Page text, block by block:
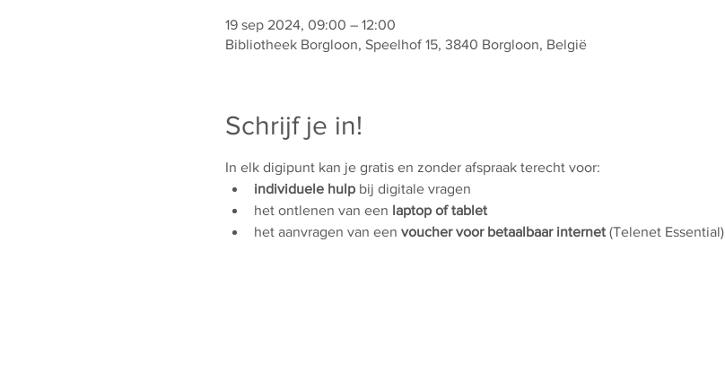
19 sep 2024, 09:00 – 12:00
Bibliotheek Borgloon, Speelhof 15, 3840 Borgloon, België
Schrijf je in!
In elk digipunt kan je gratis en zonder afspraak terecht voor:
individuele hulp bij digitale vragen
het ontlenen van een laptop of tablet
het aanvragen van een voucher voor betaalbaar internet (Telenet Essential)